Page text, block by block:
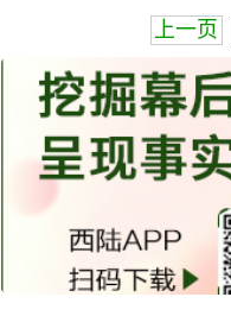
上一页